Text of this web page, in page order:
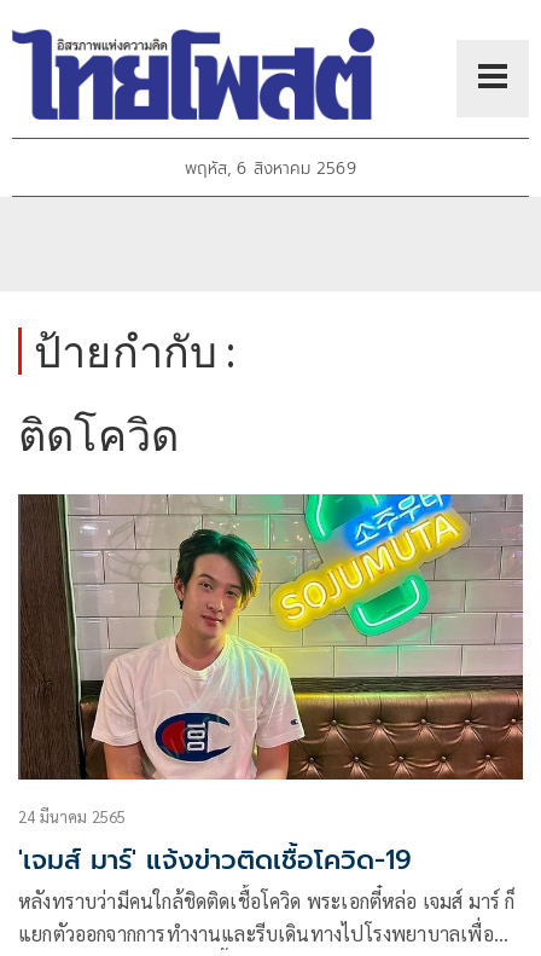
พฤหัส, 6 สิงหาคม 2569
ป้ายกำกับ :
ติดโควิด
24 มีนาคม 2565
'เจมส์ มาร์' แจ้งข่าวติดเชื้อโควิด-19
หลังทราบว่ามีคนใกล้ชิดติดเชื้อโควิด พระเอกตี๋หล่อ เจมส์ มาร์ ก็
แยกตัวออกจากการทำงานและรีบเดินทางไปโรงพยาบาลเพื่อ